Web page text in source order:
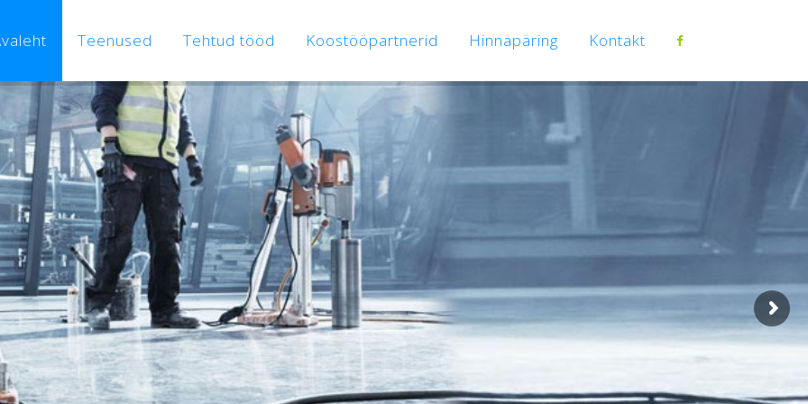
Teenused Tehtud tööd Koostööpartnerid Hinnapäring Kontakt